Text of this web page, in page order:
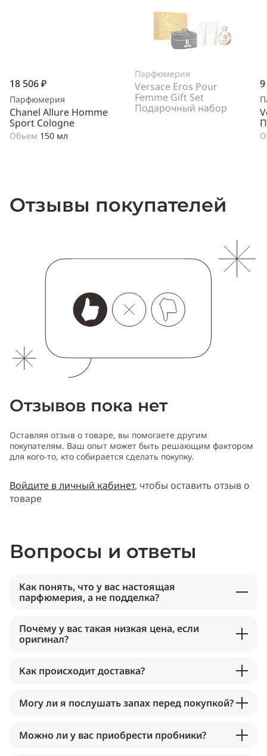
18 506 ₽
Парфюмерия
Chanel Allure Homme
Sport Cologne
Объем 150 мл
Парфюмерия
Versace Eros Pour
Femme Gift Set
Подарочный набор
Отзывы покупателей
Отзывов пока нет
Оставляя отзыв о товаре, вы помогаете другим
покупателям. Ваш опыт может быть решающим фактором
для кого-то, кто собирается сделать покупку.
Войдите в личный кабинет, чтобы оставить отзыв о
товаре
Вопросы и ответы
Как понять, что у вас настоящая
парфюмерия, а не подделка?
Почему у вас такая низкая цена, если
оригинал?
Как происходит доставка?
Могу ли я послушать запах перед покупкой?
Можно ли у вас приобрести пробники?